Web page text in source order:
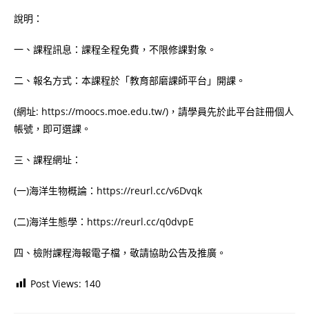
說明：
一、課程訊息：課程全程免費，不限修課對象。
二、報名方式：本課程於「教育部磨課師平台」開課。
(網址: https://moocs.moe.edu.tw/)，請學員先於此平台註冊個人
帳號，即可選課。
三、課程網址：
(一)海洋生物概論：https://reurl.cc/v6Dvqk
(二)海洋生態學：https://reurl.cc/q0dvpE
四、檢附課程海報電子檔，敬請協助公告及推廣。
Post Views: 140